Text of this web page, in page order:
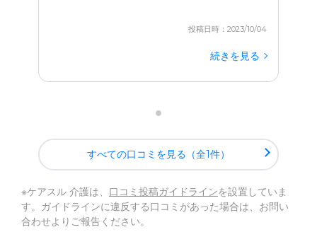
投稿日時：2023/10/04
続きを見る
すべての口コミを見る（全1件）
※ケアスル 介護は、 口コミ投稿ガイドラインを設置していま
す。ガイドラインに違反する口コミがあった場合は、お問い
合わせよりご報告ください。